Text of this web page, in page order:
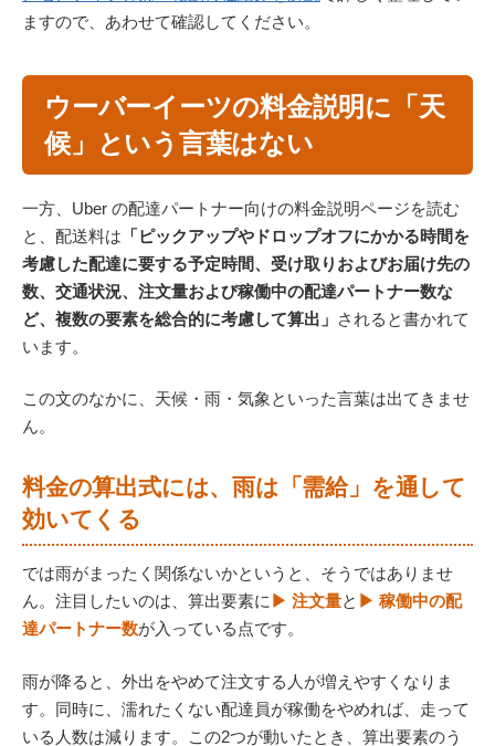
ますので、あわせて確認してください。
ウーバーイーツの料金説明に「天
候」という言葉はない
一方、Uber の配達パートナー向けの料金説明ページを読む
と、配送料は 「ピックアップやドロップオフにかかる時間を
考慮した配達に要する予定時間、受け取りおよびお届け先の
数、交通状況、注文量および稼働中の配達パートナー数な
ど、複数の要素を総合的に考慮して算出」 されると書かれて
います。
この文のなかに、天候・雨・気象といった言葉は出てきませ
ん。
料金の算出式には、雨は「需給」を通して
効いてくる
では雨がまったく関係ないかというと、そうではありませ
ん。注目したいのは、算出要素に ▶ 注文量と ▶ 稼働中の配
達パートナー数が入っている点です。
雨が降ると、外出をやめて注文する人が増えやすくなりま
す。同時に、濡れたくない配達員が稼働をやめれば、走って
いる人数は減ります。この2つが動いたとき、算出要素のう